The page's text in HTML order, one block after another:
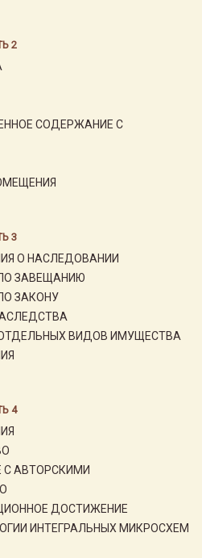
2
СОДЕРЖАНИЕ С
3
О НАСЛЕДОВАНИИ
ЗАВЕЩАНИЮ
ЗАКОНУ
ОТДЕЛЬНЫХ ВИДОВ ИМУЩЕСТВА
4
С АВТОРСКИМИ
ДОСТИЖЕНИЕ
ИНТЕГРАЛЬНЫХ МИКРОСХЕМ